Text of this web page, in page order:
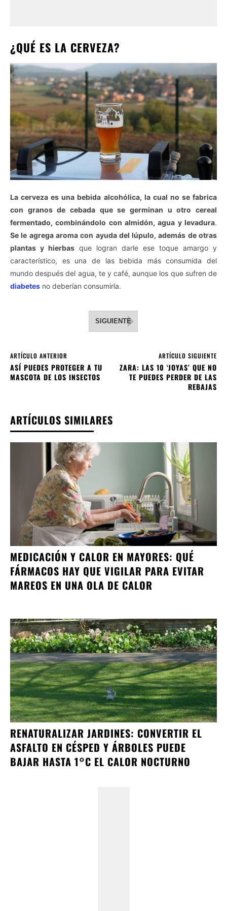
¿QUÉ ES LA CERVEZA?
La cerveza es una bebida alcohólica, la cual no se fabrica
con granos de cebada que se germinan u otro cereal
fermentado, combinándolo con almidón, agua y levadura.
Se le agrega aroma con ayuda del lúpulo, además de otras
plantas y hierbas que logran darle ese toque amargo y
característico, es una de las bebida más consumida del
mundo después del agua, te y café, aunque los que sufren de
diabetes no deberían consumirla.
SIGUIENTE
ARTÍCULO ANTERIOR
ASÍ PUEDES PROTEGER A TU
MASCOTA DE LOS INSECTOS
ARTÍCULO SIGUIENTE
ZARA: LAS 10 ‘JOYAS’ QUE NO
TE PUEDES PERDER DE LAS
REBAJAS
ARTÍCULOS SIMILARES
MEDICACIÓN Y CALOR EN MAYORES: QUÉ
FÁRMACOS HAY QUE VIGILAR PARA EVITAR
MAREOS EN UNA OLA DE CALOR
RENATURALIZAR JARDINES: CONVERTIR EL
ASFALTO EN CÉSPED Y ÁRBOLES PUEDE
BAJAR HASTA 1°C EL CALOR NOCTURNO